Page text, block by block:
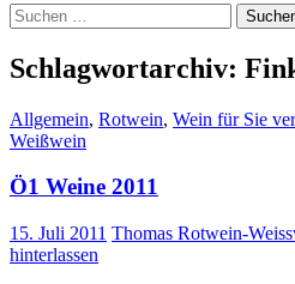
Suchen
nach:
Schlagwortarchiv:
Allgemein, Rotwein, Wein für Sie
Weißwein
Ö1 Weine 2011
15. Juli 2011 Thomas Rotwein-
hinterlassen